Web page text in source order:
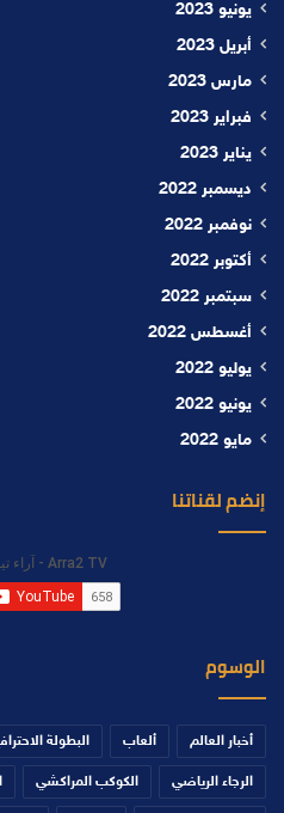
يونيو 2023
أبريل 2023
مارس 2023
فبراير 2023
يناير 2023
ديسمبر 2022
نوفمبر 2022
أكتوبر 2022
سبتمبر 2022
أغسطس 2022
يوليو 2022
يونيو 2022
مايو 2022
إنضم لقناتنا
الوسوم
أخبار العالم ألعاب البطولة
الرجاء الرياضي الكوكب المراكشي